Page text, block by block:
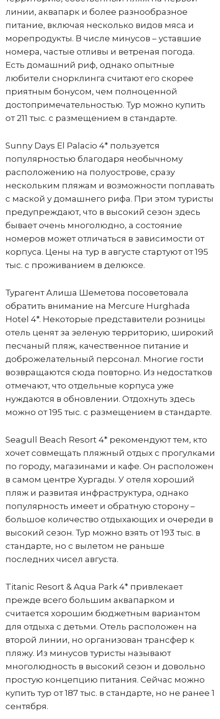
линии, аквапарк и более разнообразное
питание, включая несколько видов мяса и
морепродукты. В числе минусов – уставшие
номера, частые отливы и ветреная погода.
Есть домашний риф, однако опытные
любители снорклинга считают его скорее
приятным бонусом, чем полноценной
достопримечательностью. Тур можно купить
от 211 тыс. с размещением в стандарте.
Sunny Days El Palacio 4* пользуется
популярностью благодаря необычному
расположению на полуострове, сразу
нескольким пляжам и возможности поплавать
с маской у домашнего рифа. При этом туристы
предупреждают, что в высокий сезон здесь
бывает очень многолюдно, а состояние
номеров может отличаться в зависимости от
корпуса. Цены на тур в августе стартуют от 195
тыс. с проживанием в делюксе.
Турагент Алиша Шеметова посоветовала
обратить внимание на Mercure Hurghada
Hotel 4*. Некоторые представители розницы
отель ценят за зеленую территорию, широкий
песчаный пляж, качественное питание и
доброжелательный персонал. Многие гости
возвращаются сюда повторно. Из недостатков
отмечают, что отдельные корпуса уже
нуждаются в обновлении. Отдохнуть здесь
можно от 195 тыс. с размещением в стандарте.
Seagull Beach Resort 4* рекомендуют тем, кто
хочет совмещать пляжный отдых с прогулками
по городу, магазинами и кафе. Он расположен
в самом центре Хургады. У отеля хороший
пляж и развитая инфраструктура, однако
популярность имеет и обратную сторону –
большое количество отдыхающих и очереди в
высокий сезон. Тур можно взять от 193 тыс. в
стандарте, но с вылетом не раньше
последних чисел августа.
Titanic Resort & Aqua Park 4* привлекает
прежде всего большим аквапарком и
считается хорошим бюджетным вариантом
для отдыха с детьми. Отель расположен на
второй линии, но организован трансфер к
пляжу. Из минусов туристы называют
многолюдность в высокий сезон и довольно
простую концепцию питания. Сейчас можно
купить тур от 187 тыс. в стандарте, но не ранее 1
сентября.